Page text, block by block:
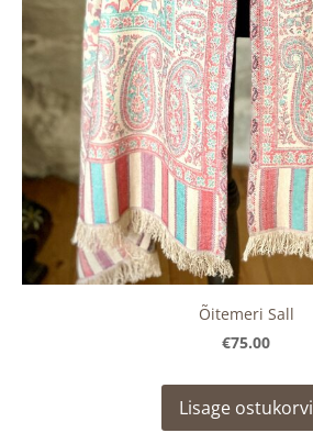
Õitemeri Sall
€75.00
Lisage ostukorvi